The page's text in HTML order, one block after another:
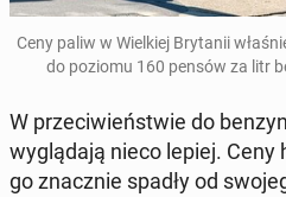
Ceny paliw w Wiel­kiej Bry­ta­nii
do poziomu 160 pensów za litr
W prze­ci­wień­stwie do
wy­glą­da­ją nieco lepiej.
go znacz­nie spadły od